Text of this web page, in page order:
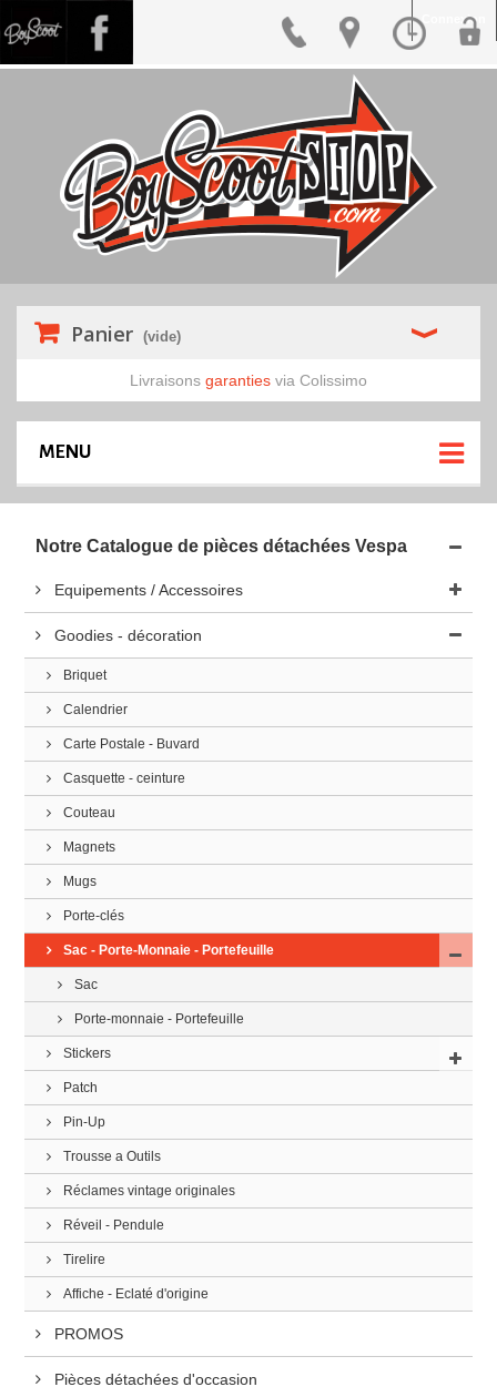
Connexion
Panier (vide)
Livraisons garanties via Colissimo
MENU
Notre Catalogue de pièces détachées Vespa
Equipements / Accessoires
Goodies - décoration
Briquet
Calendrier
Carte Postale - Buvard
Casquette - ceinture
Couteau
Magnets
Mugs
Porte-clés
Sac - Porte-Monnaie - Portefeuille
Sac
Porte-monnaie - Portefeuille
Stickers
Patch
Pin-Up
Trousse a Outils
Réclames vintage originales
Réveil - Pendule
Tirelire
Affiche - Eclaté d'origine
PROMOS
Pièces détachées d'occasion